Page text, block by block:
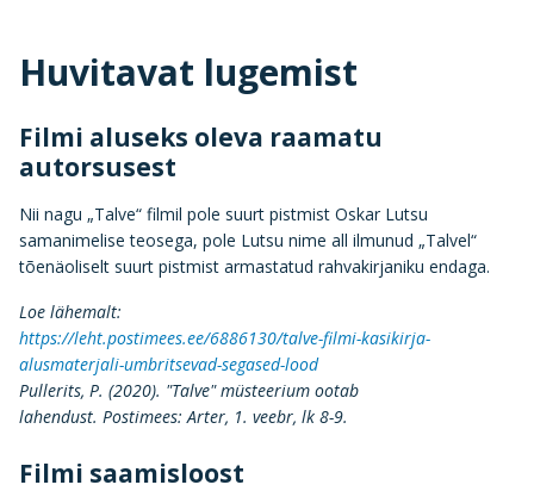
Huvitavat lugemist
Filmi aluseks oleva raamatu
autorsusest
Nii nagu „Talve“ filmil pole suurt pistmist Oskar Lutsu
samanimelise teosega, pole Lutsu nime all ilmunud „Talvel“
tõenäoliselt suurt pistmist armastatud rahvakirjaniku endaga.
Loe lähemalt:
https://leht.postimees.ee/6886130/talve-filmi-kasikirja-
alusmaterjali-umbritsevad-segased-lood
Pullerits, P. (2020). "Talve" müsteerium ootab
lahendust. Postimees: Arter, 1. veebr, lk 8-9.
Filmi saamisloost